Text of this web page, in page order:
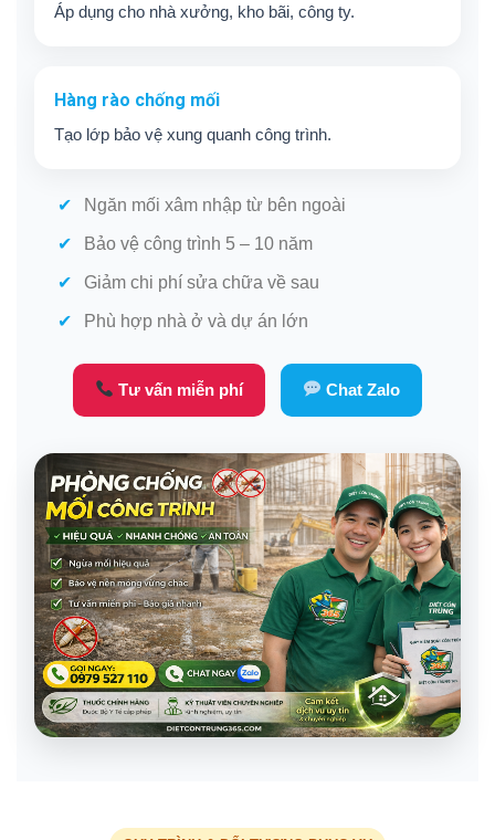
Áp dụng cho nhà xưởng, kho bãi, công ty.
Hàng rào chống mối
Tạo lớp bảo vệ xung quanh công trình.
Ngăn mối xâm nhập từ bên ngoài
Bảo vệ công trình 5 – 10 năm
Giảm chi phí sửa chữa về sau
Phù hợp nhà ở và dự án lớn
Tư vấn miễn phí Chat Zalo